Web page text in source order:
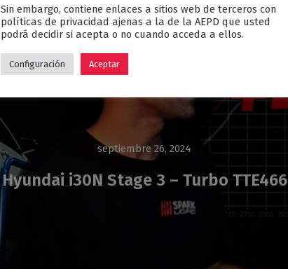
septiembre 26, 2024
Hyundai i30N Stage 3 – Turbo TTE466
Sin embargo, contiene enlaces a sitios web de terceros con
políticas de privacidad ajenas a la de la AEPD que usted
podrá decidir si acepta o no cuando acceda a ellos.
Configuración Aceptar